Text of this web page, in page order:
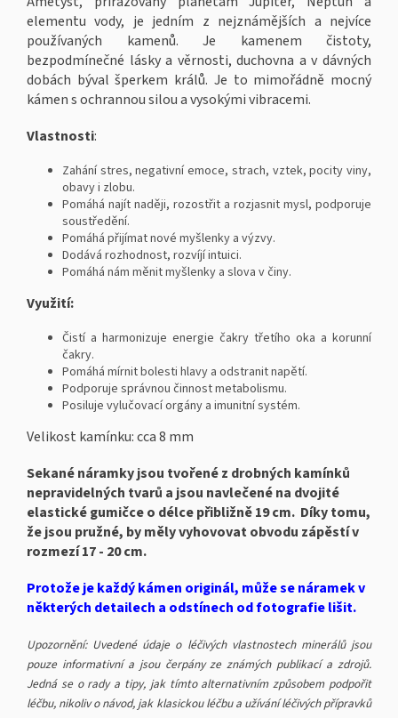
elementu vody, je jedním z nejznámějších a nejvíce
používaných kamenů. Je kamenem čistoty,
bezpodmínečné lásky a věrnosti, duchovna a v dávných
dobách býval šperkem králů. Je to mimořádně mocný
kámen s ochrannou silou a vysokými vibracemi.
Vlastnosti:
Zahání stres, negativní emoce, strach, vztek, pocity viny,
obavy i zlobu.
Pomáhá najít naději, rozostřit a rozjasnit mysl, podporuje
soustředění.
Pomáhá přijímat nové myšlenky a výzvy.
Dodává rozhodnost, rozvíjí intuici.
Pomáhá nám měnit myšlenky a slova v činy.
Využití:
Čistí a harmonizuje energie čakry třetího oka a korunní
čakry.
Pomáhá mírnit bolesti hlavy a odstranit napětí.
Podporuje správnou činnost metabolismu.
Posiluje vylučovací orgány a imunitní systém.
Velikost kamínku: cca 8 mm
Sekané náramky jsou tvořené z drobných kamínků
nepravidelných tvarů a jsou navlečené na dvojité
elastické gumičce o délce přibližně 19 cm. Díky tomu,
že jsou pružné, by měly vyhovovat obvodu zápěstí v
rozmezí 17 - 20 cm.
Protože je každý kámen originál, může se náramek v
některých detailech a odstínech od fotografie lišit.
Upozornění: Uvedené údaje o léčivých vlastnostech minerálů jsou
pouze informativní a jsou čerpány ze známých publikací a zdrojů.
Jedná se o rady a tipy, jak tímto alternativním způsobem podpořit
léčbu, nikoliv o návod, jak klasickou léčbu a užívání léčivých přípravků